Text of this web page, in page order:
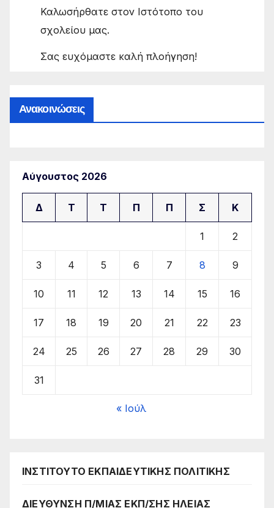
Καλωσήρθατε στον Ιστότοπο του
σχολείου μας.
Σας ευχόμαστε καλή πλοήγηση!
Ανακοινώσεις
Αύγουστος 2026
Δ Τ Τ Π Π Σ Κ
1 2
3 4 5 6 7 8 9
10 11 12 13 14 15 16
17 18 19 20 21 22 23
24 25 26 27 28 29 30
31
« Ιούλ
ΙΝΣΤΙΤΟΥΤΟ ΕΚΠΑΙΔΕΥΤΙΚΗΣ ΠΟΛΙΤΙΚΗΣ
ΔΙΕΥΘΥΝΣΗ Π/ΜΙΑΣ ΕΚΠ/ΣΗΣ ΗΛΕΙΑΣ